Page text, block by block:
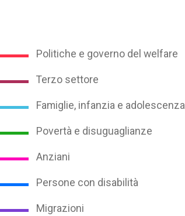
Politiche e governo del welfare
Terzo settore
Famiglie, infanzia e adolescenza
Povertà e disuguaglianze
Anziani
Persone con disabilità
Migrazioni